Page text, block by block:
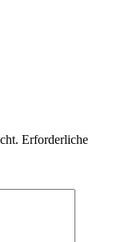
Erforderliche